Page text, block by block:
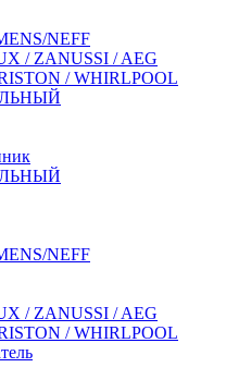
NEFF
/ ZANUSSI / AEG
/ WHIRLPOOL
NEFF
/ ZANUSSI / AEG
/ WHIRLPOOL